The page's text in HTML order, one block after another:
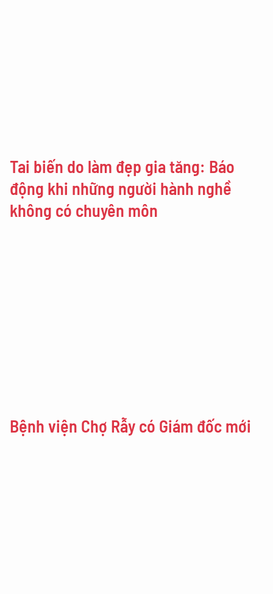
Tai biến do làm đẹp gia tăng: Báo
động khi những người hành nghề
không có chuyên môn
Bệnh viện Chợ Rẫy có Giám đốc mới